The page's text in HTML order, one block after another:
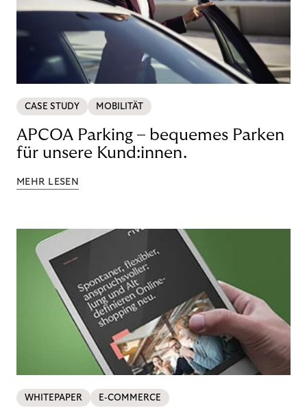
CASE STUDY MOBILITÄT
APCOA Parking – bequemes Parken
für unsere Kund:innen.
MEHR LESEN
WHITEPAPER E-COMMERCE